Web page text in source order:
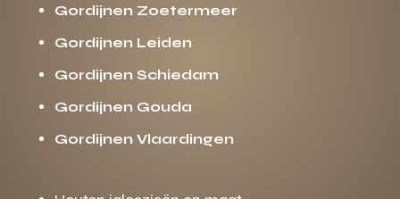
Gordijnen Zoetermeer
Gordijnen Leiden
Gordijnen Schiedam
Gordijnen Gouda
Gordijnen Vlaardingen